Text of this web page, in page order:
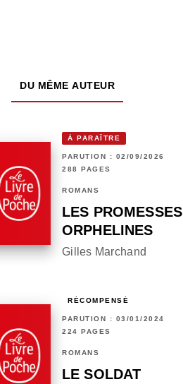
DU MÊME AUTEUR
À PARAÎTRE
PARUTION : 02/09/2026
288 PAGES
ROMANS
LES PROMESSES
ORPHELINES
Gilles Marchand
RÉCOMPENSÉ
PARUTION : 03/01/2024
224 PAGES
ROMANS
LE SOLDAT